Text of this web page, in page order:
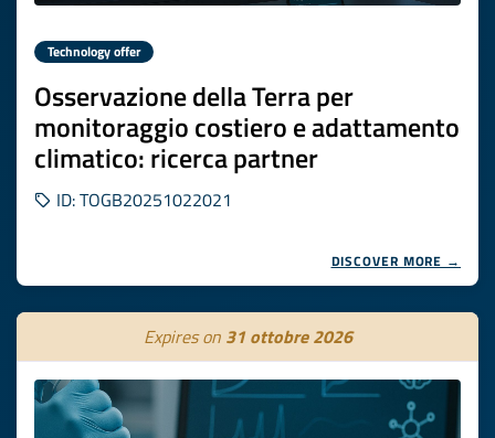
Technology offer
Osservazione della Terra per
monitoraggio costiero e adattamento
climatico: ricerca partner
ID: TOGB20251022021
DISCOVER MORE →
Expires on 31 ottobre 2026